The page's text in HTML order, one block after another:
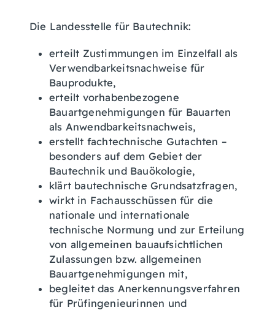
Die Landesstelle für Bautechnik:
erteilt Zustimmungen im Einzelfall als
Verwendbarkeitsnachweise für
Bauprodukte,
erteilt vorhabenbezogene
Bauartgenehmigungen für Bauarten
als Anwendbarkeitsnachweis,
erstellt fachtechnische Gutachten –
besonders auf dem Gebiet der
Bautechnik und Bauökologie,
klärt bautechnische Grundsatzfragen,
wirkt in Fachausschüssen für die
nationale und internationale
technische Normung und zur Erteilung
von allgemeinen bauaufsichtlichen
Zulassungen bzw. allgemeinen
Bauartgenehmigungen mit,
begleitet das Anerkennungsverfahren
für Prüfingenieurinnen und